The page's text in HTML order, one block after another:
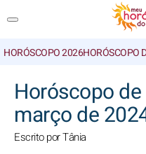
HORÓSCOPO 2026HORÓSCOPO
Horóscopo
março de
Escrito por Tânia